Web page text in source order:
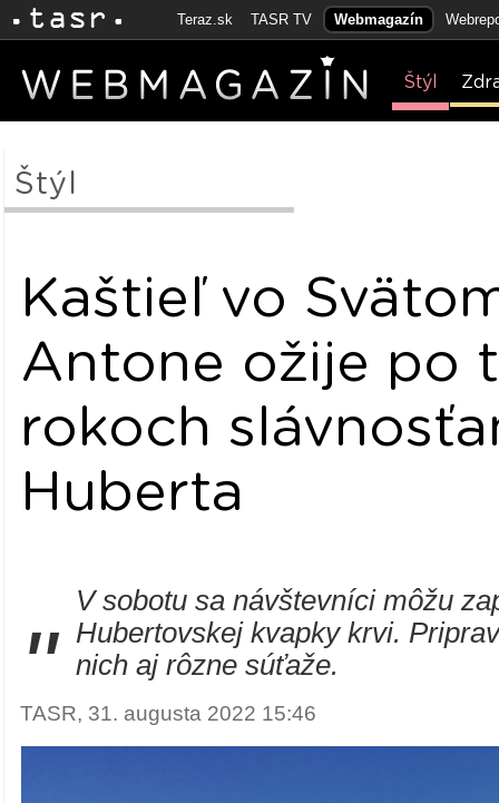
Teraz.sk TASR TV Webmagazín
Štýl
Štýl
Kaštieľ vo
Antone ožije po
rokoch
Huberta
"
V sobotu sa návštevníci môžu
Hubertovskej kvapky krvi.
nich aj rôzne súťaže.
TASR, 31. augusta 2022 15:46